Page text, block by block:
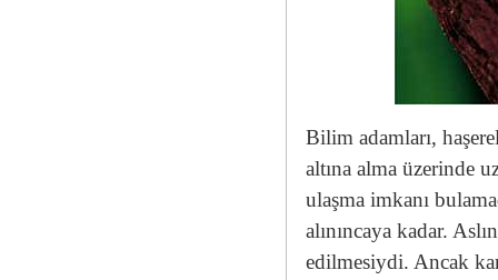
Bilim adamları,
altına alma üzerinde
ulaşma imkanı
alınıncaya kadar.
edilmesiydi. Ancak